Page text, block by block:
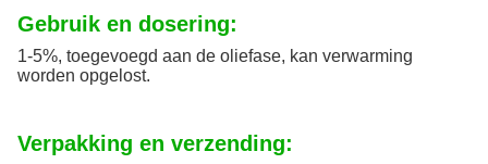
Gebruik en dosering:
1-5%, toegevoegd aan de oliefase, kan verwarming
worden opgelost.
Verpakking en verzending: